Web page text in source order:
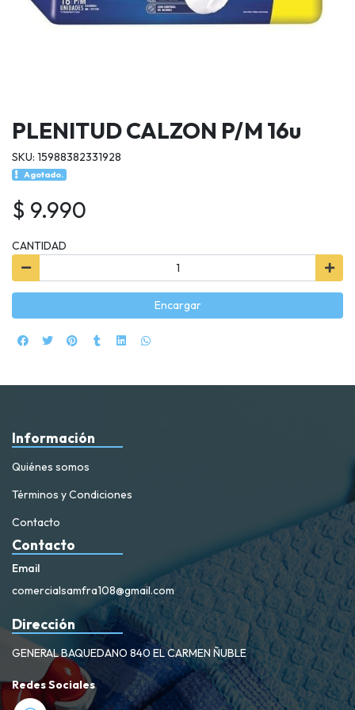
PLENITUD CALZON P/M 16u
SKU: 15988382331928
Agotado.
$ 9.990
CANTIDAD
Encargar
Información
Quiénes somos
Términos y Condiciones
Contacto
Contacto
Email
comercialsamfra108@gmail.com
Dirección
GENERAL BAQUEDANO 840 EL CARMEN ÑUBLE
Redes Sociales